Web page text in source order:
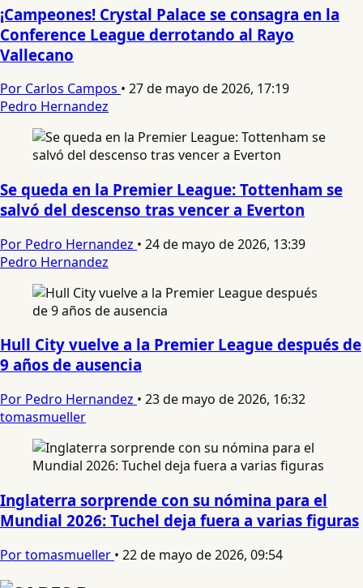
¡Campeones! Crystal Palace se consagra en la
Conference League derrotando al Rayo
Vallecano
Por Carlos Campos • 27 de mayo de 2026, 17:19
Pedro Hernandez
Se queda en la Premier League: Tottenham se
salvó del descenso tras vencer a Everton
Por Pedro Hernandez • 24 de mayo de 2026, 13:39
Pedro Hernandez
Hull City vuelve a la Premier League después de
9 años de ausencia
Por Pedro Hernandez • 23 de mayo de 2026, 16:32
tomasmueller
Inglaterra sorprende con su nómina para el
Mundial 2026: Tuchel deja fuera a varias figuras
Por tomasmueller • 22 de mayo de 2026, 09:54